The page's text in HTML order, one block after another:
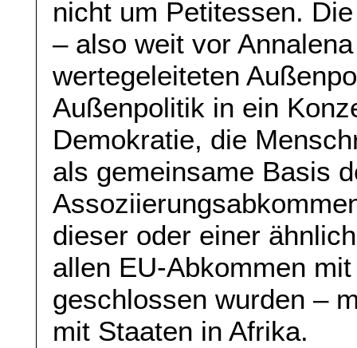
nicht um Petitessen.
– also weit vor
wertegeleiteten
Außenpolitik in ein
Demokratie, die
als gemeinsame Basis
dieser oder einer
allen EU-Abkommen
geschlossen wurden –
mit Staaten in Afrika.